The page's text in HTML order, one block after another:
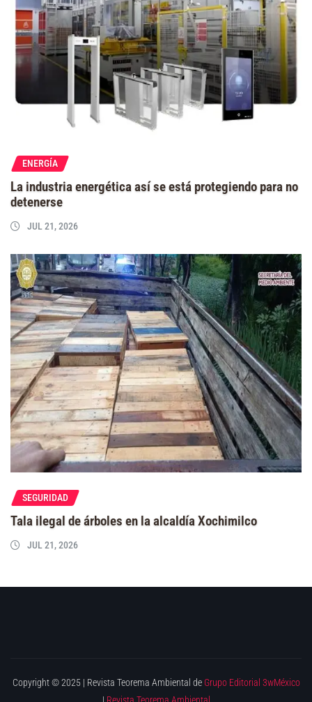
ENERGÍA
La industria energética así se está protegiendo para no
detenerse
JUL 21, 2026
SEGURIDAD
Tala ilegal de árboles en la alcaldía Xochimilco
JUL 21, 2026
Copyright © 2025 | Revista Teorema Ambiental de Grupo Editorial 3wMéxico